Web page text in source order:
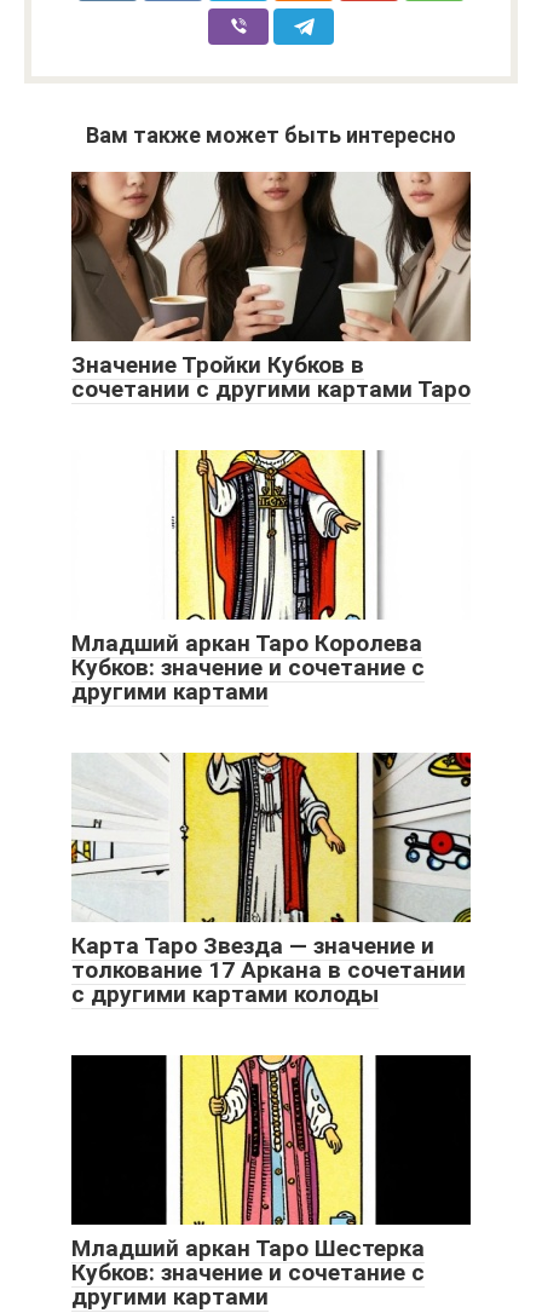
Вам также может быть интересно
Значение Тройки Кубков в
сочетании с другими картами Таро
Младший аркан Таро Королева
Кубков: значение и сочетание с
другими картами
Карта Таро Звезда — значение и
толкование 17 Аркана в сочетании
с другими картами колоды
Младший аркан Таро Шестерка
Кубков: значение и сочетание с
другими картами